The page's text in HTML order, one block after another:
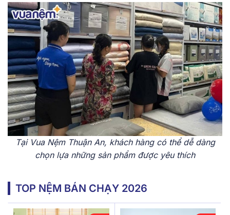
Tại Vua Nệm Thuận An, khách hàng có thể dễ dàng
chọn lựa những sản phẩm được yêu thích
TOP NỆM BÁN CHẠY 2026